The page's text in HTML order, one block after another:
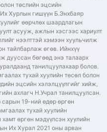
төслийн эцсийн
Хурлын гишүүн Б.Энхбаяр
өөрчлөх шаардлагын
асууж, ажлын хэсгээс хариулт
нээлттэй хэмээн хуульчилж
тайлбарлаж өгөв. Ийнхүү
дууссан бөгөөд энэ талаарх
танилцуулахаар болов.
тухай хуулийн төсөл болон
эцсийн хэлэлцүүлгийг хийж,
ахлагч Н.Учрал танилцуулсан.
сарын 19-ний өдөр өргөн
тухай хуулийн
өргөн мэдүүлсэн хуулийн
Их Хурал 2021 оны арван